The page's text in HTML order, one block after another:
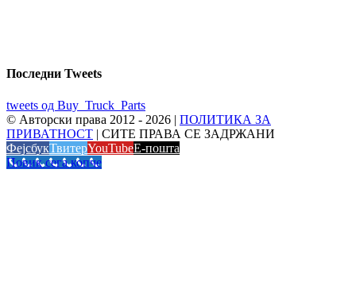
Последни Tweets
tweets од Buy_Truck_Parts
© Авторски права 2012 - 2026 | ПОЛИТИКА ЗА
ПРИВАТНОСТ | СИТЕ ПРАВА СЕ ЗАДРЖАНИ
ФејсбукТвитерYouTubeЕ-пошта
Повик сега копче